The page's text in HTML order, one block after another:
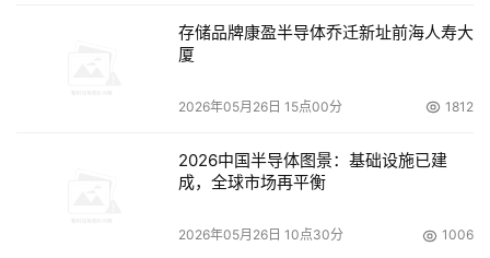
存储品牌康盈半导体乔迁新址前海人寿大
厦
2026年05月26日 15点00分 1812
2026中国半导体图景：基础设施已建
成，全球市场再平衡
2026年05月26日 10点30分 1006